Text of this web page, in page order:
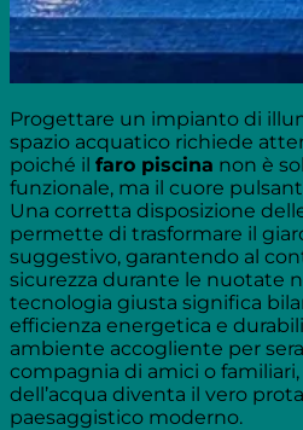
Progettare un impianto di
spazio acquatico richiede
poiché il faro piscina non è
funzionale, ma il cuore
Una corretta disposizione
permette di trasformare il
suggestivo, garantendo al
sicurezza durante le nuotate
tecnologia giusta significa
efficienza energetica e
ambiente accogliente per
compagnia di amici o
dell’acqua diventa il vero
paesaggistico moderno.